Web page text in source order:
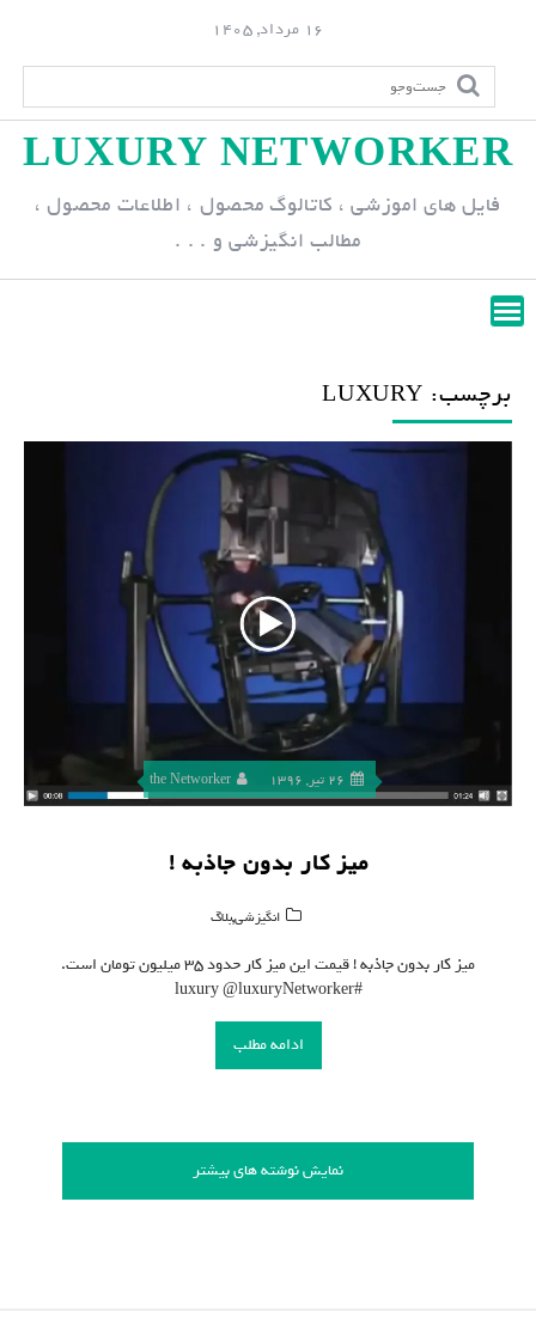
p
n
16 مرداد, 1405
LUXURY NETWORKER
فایل های اموزشی ، کاتالوگ محصول ، اطلاعات محصول ،
مطالب انگیزشی و . . .
برچسب: LUXURY
26 تیر, 1396 the Networker
میز کار بدون جاذبه !
انگیزشی,بلاگ
میز کار بدون جاذبه ! قیمت این میز کار حدود ۳۵ میلیون تومان است.
#luxury @luxuryNetworker
ادامه مطلب
نمایش نوشته های بیشتر